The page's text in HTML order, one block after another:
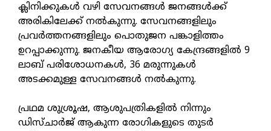
ക്ലിനിക്കുകള്‍ വഴി സേവനങ്ങള്‍ ജനങ്ങള്‍ക്ക്
അരികിലേക്ക് നല്‍കുന്നു. സേവനങ്ങളിലും
പ്രവര്‍ത്തനങ്ങളിലും പൊതുജന പങ്കാളിത്തം
ഉറപ്പാക്കുന്നു. ജനകീയ ആരോഗ്യ കേന്ദ്രങ്ങളില്‍ 9
ലാബ് പരിശോധനകള്‍, 36 മരുന്നുകള്‍
അടക്കമുള്ള സേവനങ്ങള്‍ നല്‍കുന്നു.
പ്രഥമ ശുശ്രൂഷ, ആശുപത്രികളില്‍ നിന്നും
ഡിസ്ചാര്‍ജ് ആകുന്ന രോഗികളുടെ തുടര്‍